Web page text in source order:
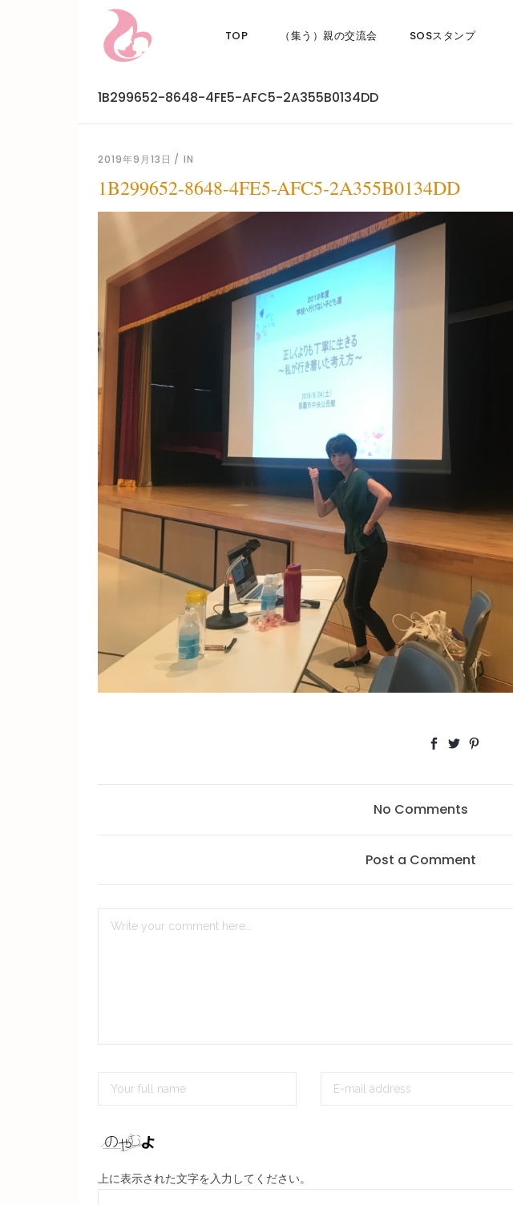
TOP （集う）親の交流会 SOSスタンプ
1B299652-8648-4FE5-AFC5-2A355B0134DD
2019年9月13日 IN
1B299652-8648-4FE5-AFC5-2A355B0134DD
No Comments
Post a Comment
上に表示された文字を入力してください。